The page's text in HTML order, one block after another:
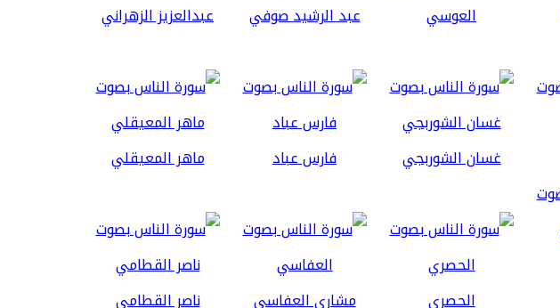
العوسي عبد الرشيد صوفي عبدالعزيز الزهراني
غسان الشوربجي فارس عباد ماهر المعيقلي
الحصري مشاري العفاسي ناصر القطامي